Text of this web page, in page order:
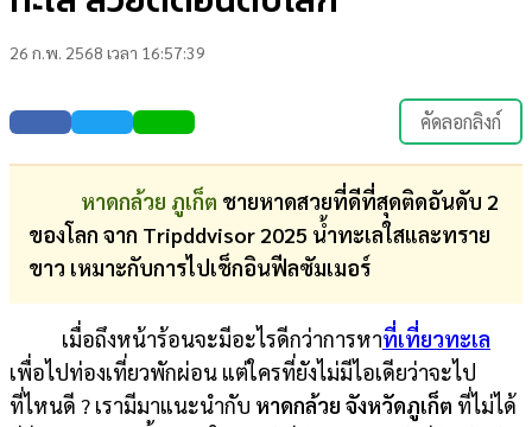
26 ก.พ. 2568 เวลา 16:57:39
คัดลอกลิงก์
หาดกล้วย ภูเก็ต ชายหาดสวยที่ดีที่สุดติดอันดับ​ 2​
ของโลก จาก Tripddvisor​ 2025 น้ำทะเลใสและทราย
ขาว เหมาะกับการไปเช็กอินฟีลซัมเมอร์
เมื่อถึงหน้าร้อนจะมีอะไรดีกว่าการหาที่เที่ยวทะเล
เพื่อไปท่องเที่ยวพักผ่อน แต่ใครที่ยังไม่มีไอเดียว่าจะไป
ที่ไหนดี ? เรามีมาแนะนำกับ หาดกล้วย จังหวัดภูเก็ต ที่ไม่ได้
บันเทิง
ตรวจ
ผล
บอล
สด
การ
เงิน